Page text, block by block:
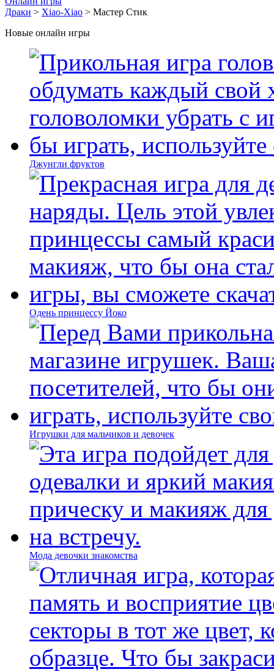
Драки > Xiao-Xiao > Мастер Стик
Новые онлайн игры
Джунгли фруктов
Одень принцессу Йоко
Игрушки для мальчиков и девочек
Мода девочки знакомства